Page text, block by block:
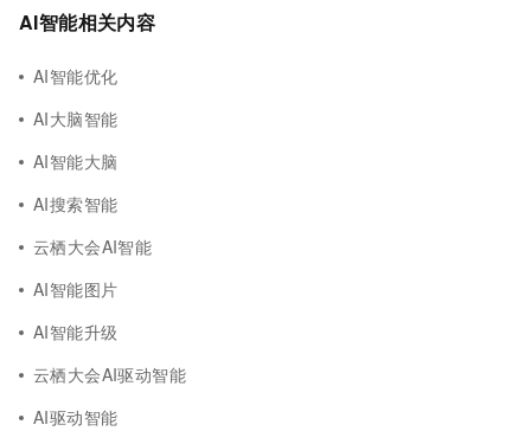
AI智能相关内容
AI智能优化
AI大脑智能
AI智能大脑
AI搜索智能
云栖大会AI智能
AI智能图片
AI智能升级
云栖大会AI驱动智能
AI驱动智能